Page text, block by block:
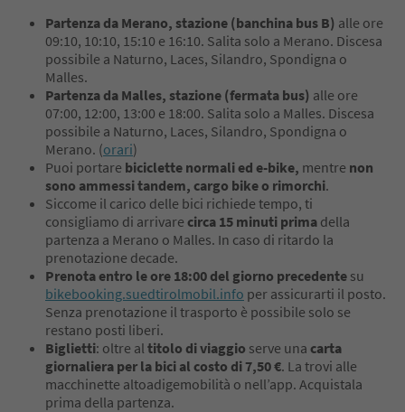
Partenza da Merano, stazione (banchina bus B) alle ore
09:10, 10:10, 15:10 e 16:10. Salita solo a Merano. Discesa
possibile a Naturno, Laces, Silandro, Spondigna o
Malles.
Partenza da Malles, stazione (fermata bus) alle ore
07:00, 12:00, 13:00 e 18:00. Salita solo a Malles. Discesa
possibile a Naturno, Laces, Silandro, Spondigna o
Merano. (orari)
Puoi portare biciclette normali ed e-bike, mentre non
sono ammessi tandem, cargo bike o rimorchi.
Siccome il carico delle bici richiede tempo, ti
consigliamo di arrivare circa 15 minuti prima della
partenza a Merano o Malles. In caso di ritardo la
prenotazione decade.
Prenota entro le ore 18:00 del giorno precedente su
bikebooking.suedtirolmobil.info per assicurarti il posto.
Senza prenotazione il trasporto è possibile solo se
restano posti liberi.
Biglietti: oltre al titolo di viaggio serve una carta
giornaliera per la bici al costo di 7,50 €. La trovi alle
macchinette altoadigemobilità o nell’app. Acquistala
prima della partenza.